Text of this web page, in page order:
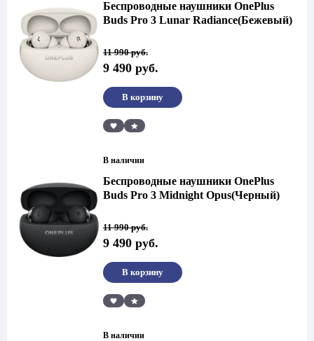
Беспроводные наушники OnePlus
Buds Pro 3 Lunar Radiance(Бежевый)
11 990руб.
Первоначальная
цена
составляла
990 руб..
9 490 руб.
Текущая
цена:
9
490 руб..
Сравнить
В корзину
В наличии
Беспроводные наушники OnePlus
Buds Pro 3 Midnight Opus(Черный)
11 990руб.
Первоначальная
цена
составляла
990 руб..
9 490 руб.
Текущая
цена:
9
490 руб..
Сравнить
В корзину
В наличии